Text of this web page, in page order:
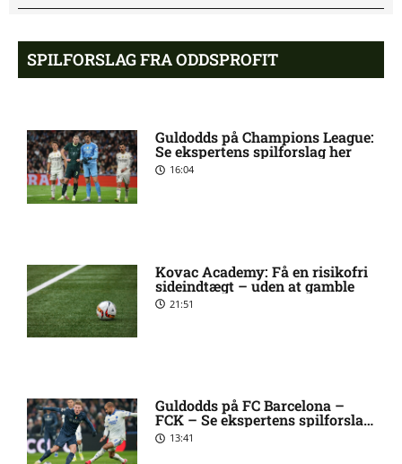
M. Riahi skadesstatus hos
Viborg FF
6:25 pm
Opdatering: Isak Aron Sjong
skade hos Bodø/Glimt
6:09 pm
Eliteserien – Valerenga mod
[2026/08/08]
2. Division – VSK Århus mod
1. Division – Hobro IK mod
SPILFORSLAG FRA ODDSPROFIT
Guldodds på Champions League:
Se ekspertens spilforslag her
16:04
Kovac Academy: Få en risikofri
sideindtægt – uden at gamble
21:51
Guldodds på FC Barcelona –
FCK – Se ekspertens spilforslag
her13:41